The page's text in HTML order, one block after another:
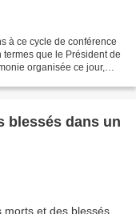
à ce cycle de conférence
termes que le Président de
organisée ce jour,
blessés dans un